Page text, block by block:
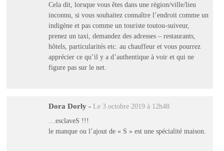
Cela dit, lorsque vous êtes dans une région/ville/lieu
inconnu, si vous souhaitez connaître l’endroit comme un
indigène et pas comme un touriste toutou-suiveur,
prenez un taxi, demandez des adresses – restaurants,
hôtels, particularités etc. au chauffeur et vous pourrez
apprécier ce qu’il y a d’authentique à voir et qui ne
figure pas sur le net.
Dora Dorly - Le 3 octobre 2019 à 12h48
…esclaveS !!!
le manque ou l’ajout de « S » est une spécialité maison.